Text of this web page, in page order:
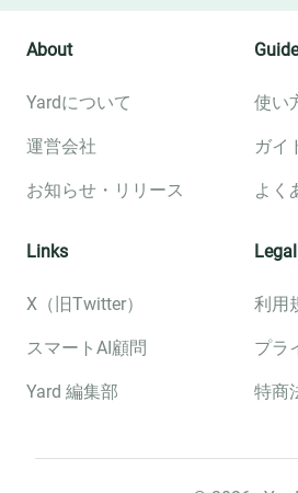
About
Yardについて
運営会社
お知らせ・リリース
使い
ガイ
よく
Links
X（旧Twitter）
スマートAI顧問
Yard 編集部
Legal
利用
プラ
特商